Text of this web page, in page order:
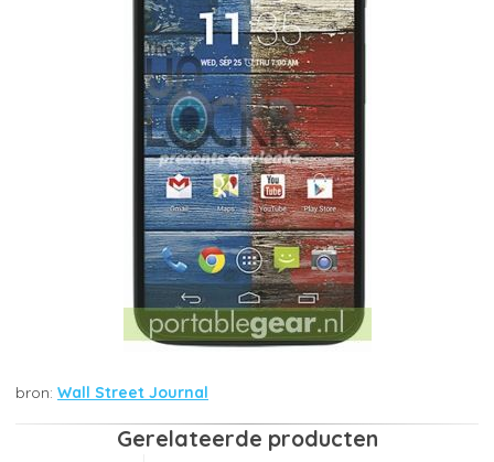
Wall Street Journal
Gerelateerde producten